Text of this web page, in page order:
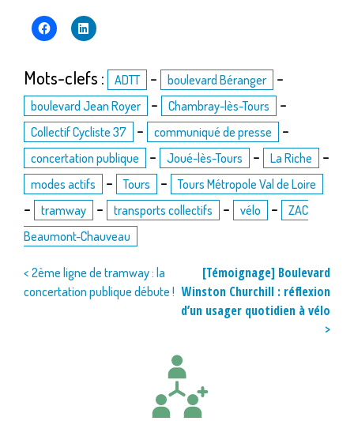
Mots-clefs : ADTT - boulevard Béranger -
boulevard Jean Royer - Chambray-lès-Tours -
Collectif Cycliste 37 - communiqué de presse -
concertation publique - Joué-lès-Tours - La Riche -
modes actifs - Tours - Tours Métropole Val de Loire
- tramway - transports collectifs - vélo -
ZAC
Beaumont-Chauveau
Navigation
de
< 2ème ligne de tramway : la
concertation publique débute !
[Témoignage] Boulevard
Winston Churchill : réflexion
d’un usager quotidien à vélo
>